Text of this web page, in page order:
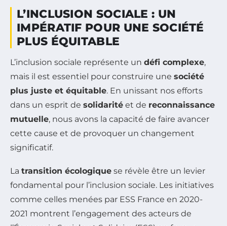
L’INCLUSION SOCIALE : UN
IMPÉRATIF POUR UNE SOCIÉTÉ
PLUS ÉQUITABLE
L’inclusion sociale représente un défi complexe,
mais il est essentiel pour construire une société
plus juste et équitable. En unissant nos efforts
dans un esprit de solidarité et de reconnaissance
mutuelle, nous avons la capacité de faire avancer
cette cause et de provoquer un changement
significatif.
La transition écologique se révèle être un levier
fondamental pour l’inclusion sociale. Les initiatives
comme celles menées par ESS France en 2020-
2021 montrent l’engagement des acteurs de